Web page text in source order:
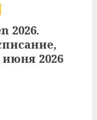
2026.
2026